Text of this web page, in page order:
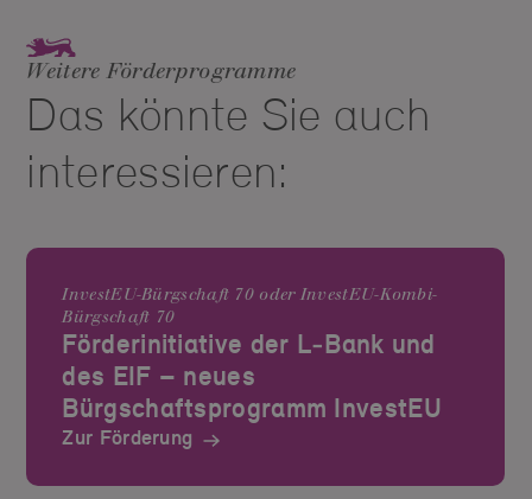
Weitere Förderprogramme
Das könnte Sie auch
interessieren:
InvestEU-Bürgschaft 70 oder InvestEU-Kombi-
Bürgschaft 70
Förderinitiative der L‑Bank und
des EIF – neues
Bürgschaftsprogramm InvestEU
Zur Förderung